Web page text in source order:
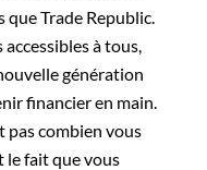
Trade Republic.
à tous,
génération
financier en main.
pas combien vous
le fait que vous